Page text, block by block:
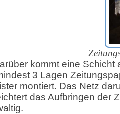
kommt eine Schicht
3 Lagen
montiert. Das Netz
das Aufbringen der